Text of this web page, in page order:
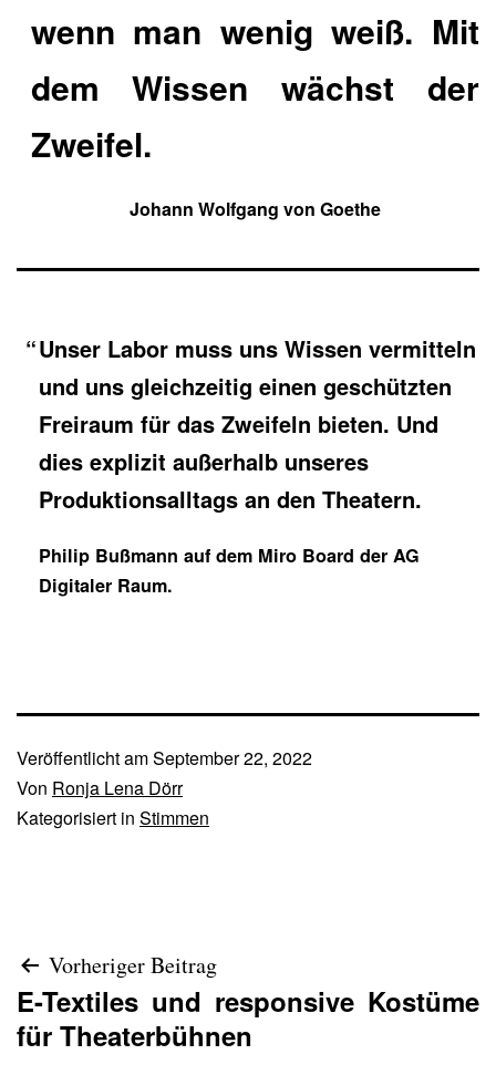
wenn man wenig weiß. Mit
dem Wissen wächst der
Zweifel.
Johann Wolfgang von Goethe
Unser Labor muss uns Wissen vermitteln
und uns gleichzeitig einen geschützten
Freiraum für das Zweifeln bieten. Und
dies explizit außerhalb unseres
Produktionsalltags an den Theatern.
Philip Bußmann auf dem Miro Board der AG
Digitaler Raum.
Veröffentlicht amSeptember 22, 2022
Von Ronja Lena Dörr
Kategorisiert in Stimmen
BEITRAGS-
NAVIGATION
Vorheriger Beitrag
E-Textiles und responsive Kostüme
für Theaterbühnen